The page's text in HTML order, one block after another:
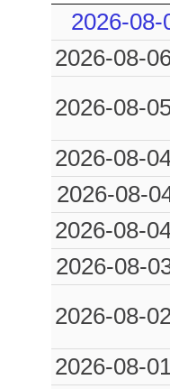
0.05
0.05
0.04
0.03
0.03
0.01
2026-08-
2026-08-
2026-08-
2026-08-
2026-08-
2026-08-
2026-08-
2026-08-
2026-08-